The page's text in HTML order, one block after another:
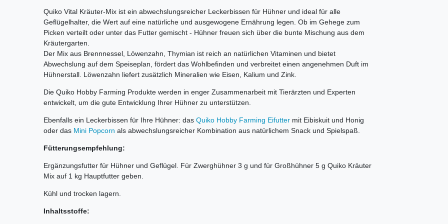
Quiko Vital Kräuter-Mix ist ein abwechslungsreicher Leckerbissen für Hühner und ideal für alle
Geflügelhalter, die Wert auf eine natürliche und ausgewogene Ernährung legen. Ob im Gehege zum
Picken verteilt oder unter das Futter gemischt - Hühner freuen sich über die bunte Mischung aus dem
Kräutergarten.
Der Mix aus Brennnessel, Löwenzahn, Thymian ist reich an natürlichen Vitaminen und bietet
Abwechslung auf dem Speiseplan, fördert das Wohlbefinden und verbreitet einen angenehmen Duft im
Hühnerstall. Löwenzahn liefert zusätzlich Mineralien wie Eisen, Kalium und Zink.
Die Quiko Hobby Farming Produkte werden in enger Zusammenarbeit mit Tierärzten und Experten
entwickelt, um die gute Entwicklung Ihrer Hühner zu unterstützen.
Ebenfalls ein Leckerbissen für Ihre Hühner: das Quiko Hobby Farming Eifutter mit Eibiskuit und Honig
oder das Mini Popcorn als abwechslungsreicher Kombination aus natürlichem Snack und Spielspaß.
Fütterungsempfehlung:
Ergänzungsfutter für Hühner und Geflügel. Für Zwerghühner 3 g und für Großhühner 5 g Quiko Kräuter
Mix auf 1 kg Hauptfutter geben.
Kühl und trocken lagern.
Inhaltsstoffe: